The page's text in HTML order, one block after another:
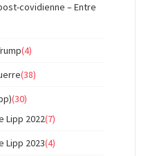
covidienne – Entre
(4)
(38)
(30)
Lipp 2022(7)
Lipp 2023(4)